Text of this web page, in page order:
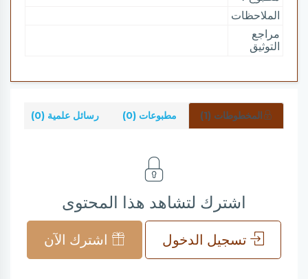
الملاحظات
مراجع
التوثيق
المخطوطات (1) مطبوعات (0) رسائل علمية (0)
اشترك لتشاهد هذا المحتوى
تسجيل الدخول اشترك الآن